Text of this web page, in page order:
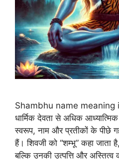
Shambhu name meaning
धार्मिक देवता से अधिक
स्वरूप, नाम और प्रतीकों के पीछे
हैं। शिवजी को “शम्भू” कहा जाता
बल्कि उनकी उत्पत्ति और अस्तित्व